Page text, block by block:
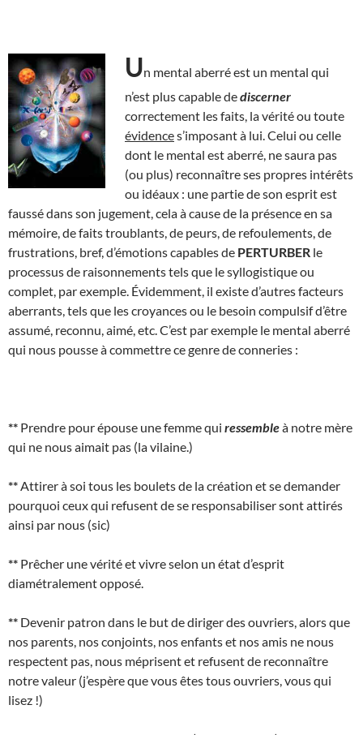
Un mental aberré est un mental qui
n’est plus capable dediscerner
correctement les faits, la vérité ou toute
évidences’imposant à lui. Celui ou celle
dont le mental est aberré, ne saura pas
(ou plus) reconnaître ses propres intérêts
ou idéaux : une partie de son esprit est
faussé dans son jugement, cela à cause de la présence en sa
mémoire, de faits troublants, de peurs, de refoulements, de
frustrations, bref, d’émotions capables de PERTURBER le
processus de raisonnements tels que le syllogistique ou
complet, par exemple. Évidemment, il existe d’autres facteurs
aberrants, tels que les croyances ou le besoin compulsif d’être
assumé, reconnu, aimé, etc. C’est par exemple le mental aberré
qui nous pousse à commettre ce genre de conneries :
** Prendre pour épouse une femme qui ressembleà notre mère
qui ne nous aimait pas (la vilaine.)
** Attirer à soi tous les boulets de la création et se demander
pourquoi ceux qui refusent de se responsabiliser sont attirés
ainsi par nous (sic)
** Prêcher une vérité et vivre selon un état d’esprit
diamétralement opposé.
** Devenir patron dans le but de diriger des ouvriers, alors que
nos parents, nos conjoints, nos enfants et nos amis ne nous
respectent pas, nous méprisent et refusent de reconnaître
notre valeur (j’espère que vous êtes tous ouvriers, vous qui
lisez !)